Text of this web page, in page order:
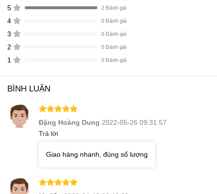
5
2 Đánh giá
4 0 Đánh giá
3 0 Đánh giá
2 0 Đánh giá
1 0 Đánh giá
BÌNH LUẬN
Đặng Hoàng Dung 2022-05-26 09:31:57
Trả lời
Giao hàng nhanh, đúng số lượng